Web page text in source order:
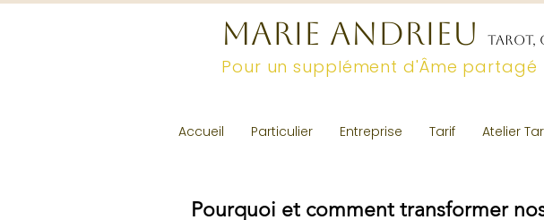
MARIE ANDRIEU TAROT,
Pour un supplément d'Âme partagé
Accueil Particulier Entreprise Tarif Atelier
Pourquoi et comment transformer